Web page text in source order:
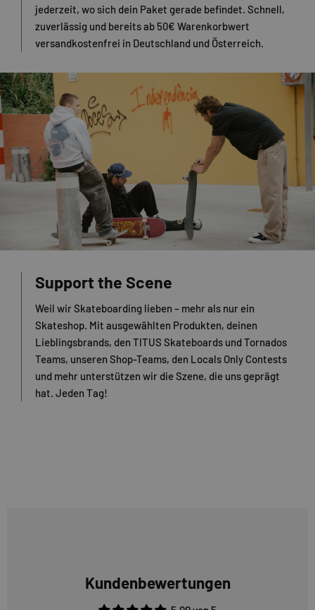
jederzeit, wo sich dein Paket gerade befindet. Schnell,
zuverlässig und bereits ab 50€ Warenkorbwert
versandkostenfrei in Deutschland und Österreich.
Support the Scene
Weil wir Skateboarding lieben – mehr als nur ein
Skateshop. Mit ausgewählten Produkten, deinen
Lieblingsbrands, den TITUS Skateboards und Tornados
Teams, unseren Shop-Teams, den Locals Only Contests
und mehr unterstützen wir die Szene, die uns geprägt
hat. Jeden Tag!
Kundenbewertungen